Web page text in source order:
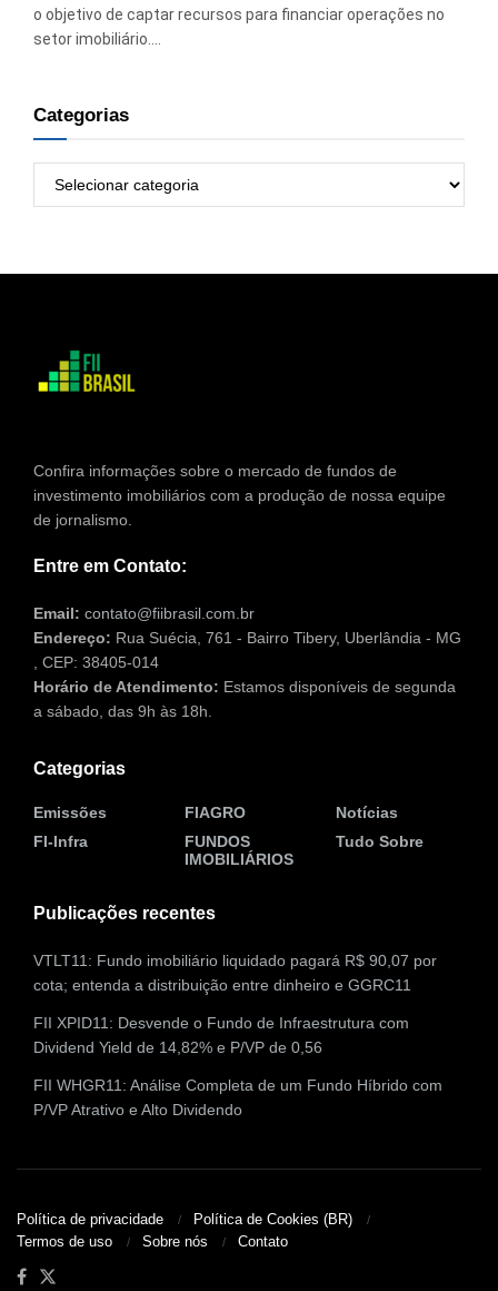
o objetivo de captar recursos para financiar operações no
setor imobiliário....
Categorias
Confira informações sobre o mercado de fundos de
investimento imobiliários com a produção de nossa equipe
de jornalismo.
Entre em Contato:
Email: contato@fiibrasil.com.br
Endereço: Rua Suécia, 761 - Bairro Tibery, Uberlândia - MG
, CEP: 38405-014
Horário de Atendimento: Estamos disponíveis de segunda
a sábado, das 9h às 18h.
Categorias
Emissões
FI-Infra
FIAGRO
FUNDOS
IMOBILIÁRIOS
Notícias
Tudo Sobre
Publicações recentes
VTLT11: Fundo imobiliário liquidado pagará R$ 90,07 por
cota; entenda a distribuição entre dinheiro e GGRC11
FII XPID11: Desvende o Fundo de Infraestrutura com
Dividend Yield de 14,82% e P/VP de 0,56
FII WHGR11: Análise Completa de um Fundo Híbrido com
P/VP Atrativo e Alto Dividendo
Política de privacidade
Política de Cookies (BR)
Termos de uso
Sobre nós Contato